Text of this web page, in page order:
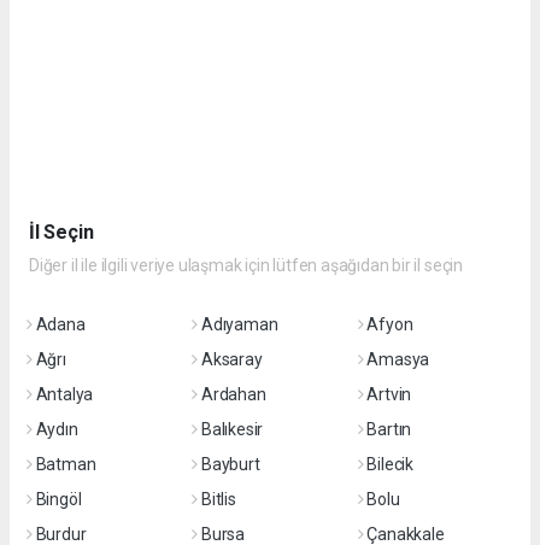
İl Seçin
Diğer il ile ilgili veriye ulaşmak için lütfen aşağıdan bir il seçin
Adana Adıyaman
Afyon
Ağrı
Aksaray
Amasya
Antalya
Ardahan
Artvin
Aydın
Balıkesir
Bartın
Batman
Bayburt
Bilecik
Bingöl
Bitlis
Bolu
Burdur
Bursa
Çanakkale